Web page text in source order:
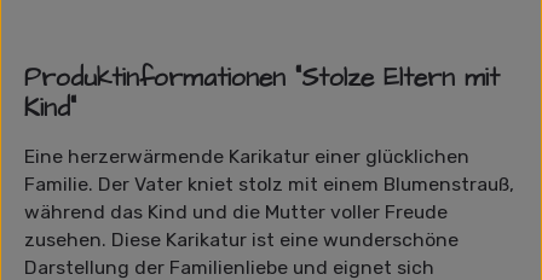
Produktinformationen "Stolze Eltern mit
Kind"
Eine herzerwärmende Karikatur einer glücklichen
Familie. Der Vater kniet stolz mit einem Blumenstrauß,
während das Kind und die Mutter voller Freude
zusehen. Diese Karikatur ist eine wunderschöne
Darstellung der Familienliebe und eignet sich